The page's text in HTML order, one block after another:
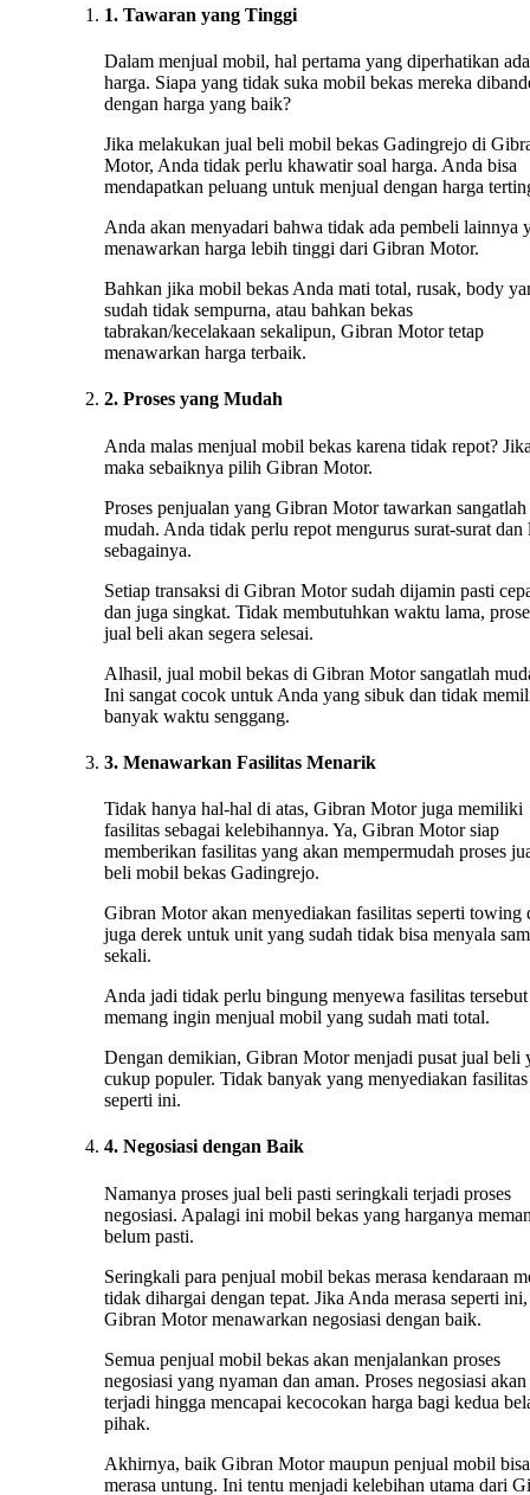
1. Tawaran yang Tinggi
Dalam menjual mobil, hal pertama yang diperhatikan
harga. Siapa yang tidak suka mobil bekas mereka
dengan harga yang baik?
Jika melakukan jual beli mobil bekas Gadingrejo di
Motor, Anda tidak perlu khawatir soal harga. Anda bisa
mendapatkan peluang untuk menjual dengan harga
Anda akan menyadari bahwa tidak ada pembeli lainnya
menawarkan harga lebih tinggi dari Gibran Motor.
Bahkan jika mobil bekas Anda mati total, rusak, body
sudah tidak sempurna, atau bahkan bekas
tabrakan/kecelakaan sekalipun, Gibran Motor tetap
menawarkan harga terbaik.
2. Proses yang Mudah
Anda malas menjual mobil bekas karena tidak repot?
maka sebaiknya pilih Gibran Motor.
Proses penjualan yang Gibran Motor tawarkan sangatlah
mudah. Anda tidak perlu repot mengurus surat-surat dan
sebagainya.
Setiap transaksi di Gibran Motor sudah dijamin pasti
dan juga singkat. Tidak membutuhkan waktu lama,
jual beli akan segera selesai.
Alhasil, jual mobil bekas di Gibran Motor sangatlah
Ini sangat cocok untuk Anda yang sibuk dan tidak
banyak waktu senggang.
3. Menawarkan Fasilitas Menarik
Tidak hanya hal-hal di atas, Gibran Motor juga memiliki
fasilitas sebagai kelebihannya. Ya, Gibran Motor siap
memberikan fasilitas yang akan mempermudah proses
beli mobil bekas Gadingrejo.
Gibran Motor akan menyediakan fasilitas seperti towing
juga derek untuk unit yang sudah tidak bisa menyala
sekali.
Anda jadi tidak perlu bingung menyewa fasilitas
memang ingin menjual mobil yang sudah mati total.
Dengan demikian, Gibran Motor menjadi pusat jual beli
cukup populer. Tidak banyak yang menyediakan fasilitas
seperti ini.
4. Negosiasi dengan Baik
Namanya proses jual beli pasti seringkali terjadi proses
negosiasi. Apalagi ini mobil bekas yang harganya
belum pasti.
Seringkali para penjual mobil bekas merasa kendaraan
tidak dihargai dengan tepat. Jika Anda merasa seperti ini,
Gibran Motor menawarkan negosiasi dengan baik.
Semua penjual mobil bekas akan menjalankan proses
negosiasi yang nyaman dan aman. Proses negosiasi akan
terjadi hingga mencapai kecocokan harga bagi kedua
pihak.
Akhirnya, baik Gibran Motor maupun penjual mobil bisa
merasa untung. Ini tentu menjadi kelebihan utama dari